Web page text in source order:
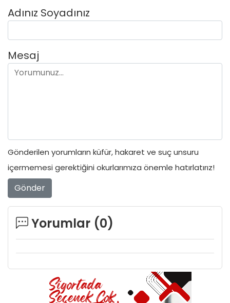
Adınız Soyadınız
Mesaj
Gönderilen yorumların küfür, hakaret ve suç unsuru
içermemesi gerektiğini okurlarımıza önemle hatırlatırız!
Gönder
Yorumlar (0)